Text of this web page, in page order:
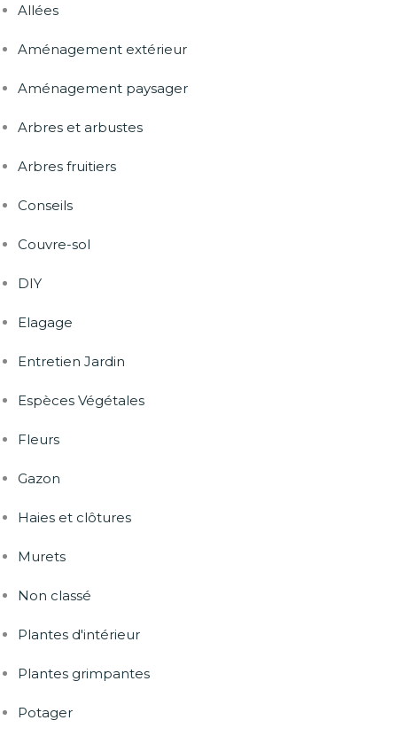
Allées
Aménagement extérieur
Aménagement paysager
Arbres et arbustes
Arbres fruitiers
Conseils
Couvre-sol
DIY
Elagage
Entretien Jardin
Espèces Végétales
Fleurs
Gazon
Haies et clôtures
Murets
Non classé
Plantes d'intérieur
Plantes grimpantes
Potager